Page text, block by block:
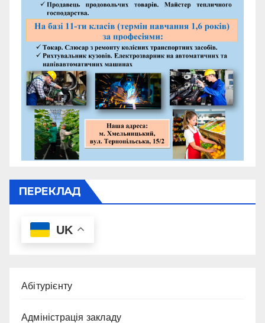
ПЕРЕКЛАД
UK
Абітурієнту
Адміністрація закладу